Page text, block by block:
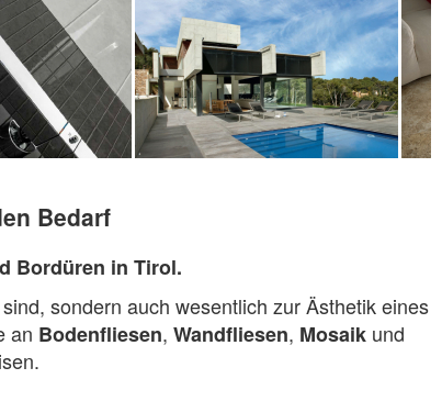
Bedarf
Bordüren in Tirol.
sondern auch wesentlich zur Ästhetik eines
an Bodenfliesen, Wandfliesen, Mosaik und